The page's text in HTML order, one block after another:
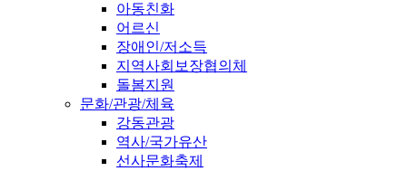
아동친화
어르신
장애인/저소득
지역사회보장협의체
돌봄지원
문화/관광/체육
강동관광
역사/국가유산
선사문화축제